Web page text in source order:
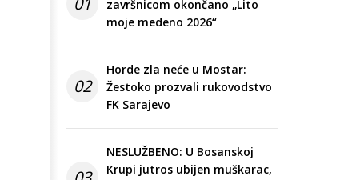
završnicom okončano „Lito
moje medeno 2026“
02
Horde zla neće u Mostar:
Žestoko prozvali rukovodstvo
FK Sarajevo
NESLUŽBENO: U Bosanskoj
Krupi jutros ubijen muškarac,